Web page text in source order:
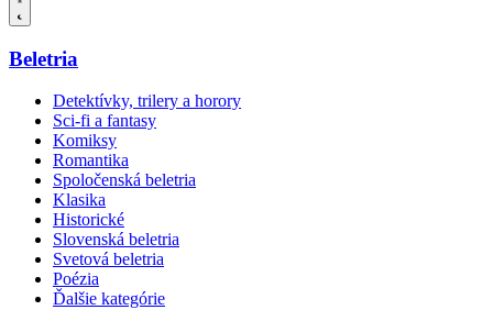
Beletria
Detektívky, trilery a horory
Sci-fi a fantasy
Komiksy
Romantika
Spoločenská beletria
Klasika
Historické
Slovenská beletria
Svetová beletria
Poézia
Ďalšie kategórie